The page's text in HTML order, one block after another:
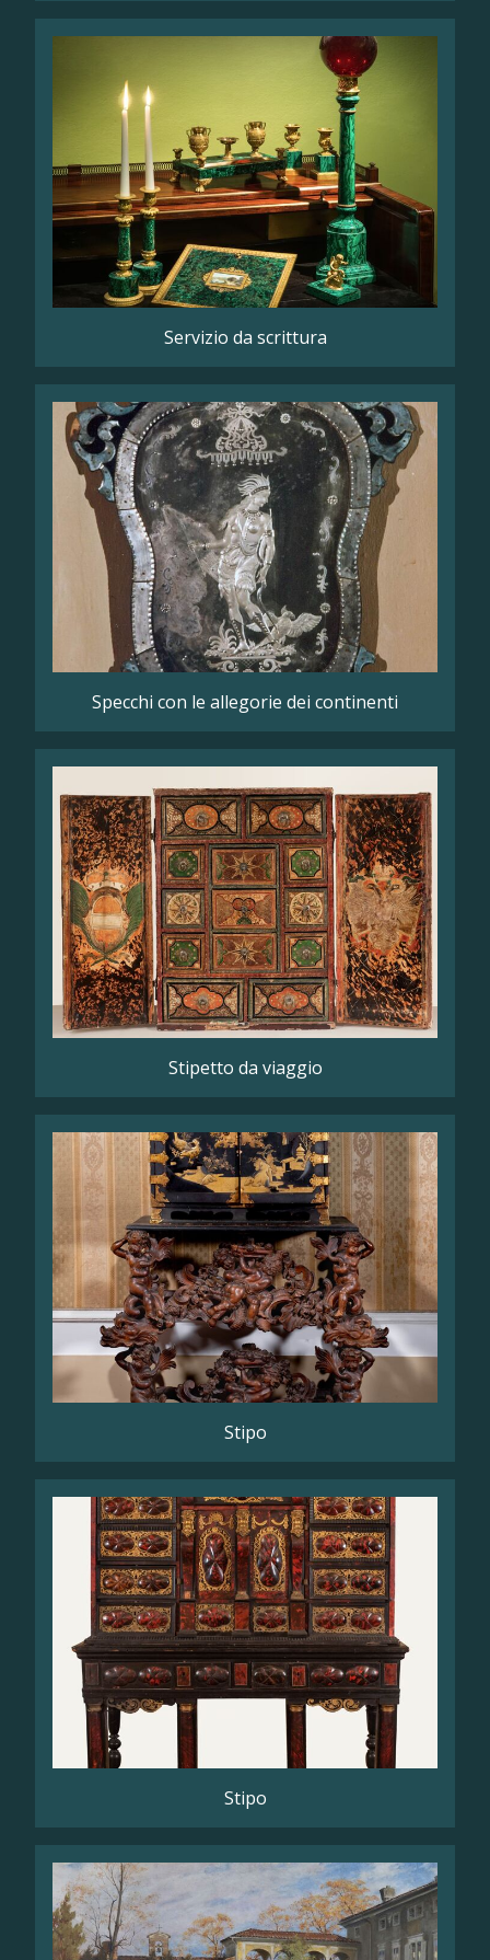
Servizio da scrittura
Specchi con le allegorie dei continenti
Stipetto da viaggio
Stipo
Stipo